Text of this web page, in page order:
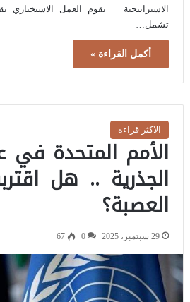
الاستراتيجية يقوم العمل الاستخباري
تشمل…
أكمل القراءة »
الاكثر قراءة
الأمم المتحدة في
الجذرية .. هل
العصبة؟
29 سبتمبر، 2025 0
67